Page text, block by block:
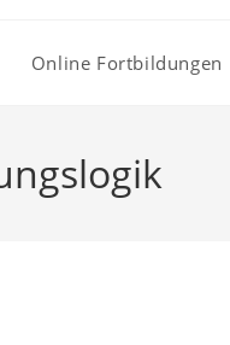
Online Fortbildungen